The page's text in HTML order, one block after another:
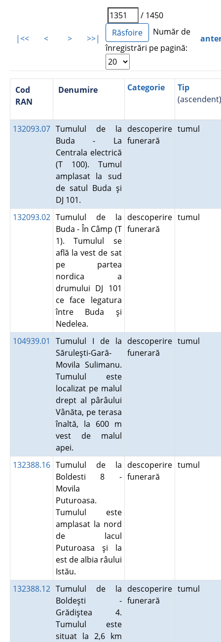
|<< < > >>|
/ 1450
Număr de
înregistrări pe pagină:
Cod
RAN
Denumire Categorie
Tip
(ascendent)
132093.07 Tumulul de la
Buda - La
Centrala electrică
(T 100). Tumul
amplasat la sud
de satul Buda şi
DJ 101.
descoperire
funerară
tumul
132093.02 Tumulul de la
Buda - În Câmp (T
1). Tumulul se
află la vest de sat
pe partea
nordica a
drumului DJ 101
ce face legatura
între Buda şi
Nedelea.
descoperire
funerară
tumul
104939.01
Tumulul I de la
Săruleşti-Gară-
Movila Sulimanu.
Tumulul este
localizat pe malul
drept al pârâului
Vânăta, pe terasa
înaltă, la 600 m
vest de malul
apei.
descoperire
funerară
tumul
132388.16 Tumulul de la
Boldesti 8 -
Movila
Puturoasa.
Tumulul este
amplasat la nord
de lacul
Puturoasa şi la
est de albia râului
Istău.
descoperire
funerară
tumul
132388.12 Tumulul de la
Boldeşti -
Grădiştea 4.
Tumulul este
situat la 2,6 km
descoperire
funerară
tumul